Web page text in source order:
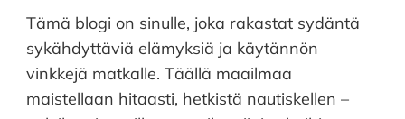
Tämä blogi on sinulle, joka rakastat sydäntä
sykähdyttäviä elämyksiä ja käytännön
vinkkejä matkalle. Täällä maailmaa
maistellaan hitaasti, hetkistä nautiskellen –